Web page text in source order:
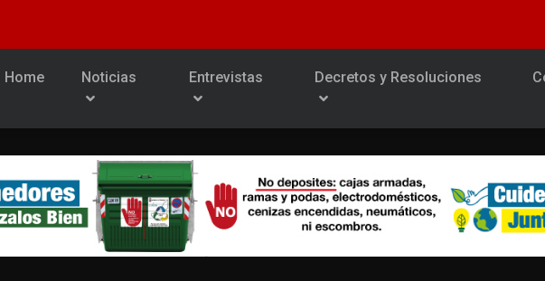
Home Noticias Entrevistas Decretos y Resoluciones